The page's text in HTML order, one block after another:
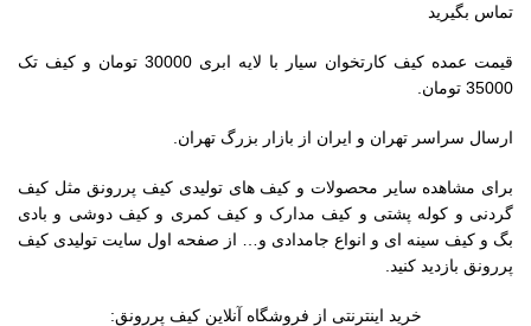
تماس بگیرید
قیمت عمده کیف کارتخوان سیار با لایه ابری 30000 تومان و کیف تک
35000 تومان.
ارسال سراسر تهران و ایران از بازار بزرگ تهران.
برای مشاهده سایر محصولات و کیف های تولیدی کیف پررونق مثل کیف
گردنی و کوله پشتی و کیف مدارک و کیف کمری و کیف دوشی و بادی
بگ و کیف سینه ای و انواع جامدادی و… از صفحه اول سایت تولیدی کیف
پررونق بازدید کنید.
خرید اینترنتی از فروشگاه آنلاین کیف پررونق: